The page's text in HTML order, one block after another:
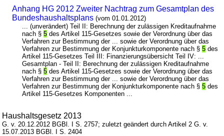
Anhang HG 2012 Zweiter Nachtrag zum Gesamtplan des
Bundeshaushaltsplans (vom 01.01.2012)
... (unverändert) Teil II: Berechnung der zulässigen Kreditaufnahme
nach §5 des Artikel 115-Gesetzes sowie der Verordnung über das
Verfahren zur Bestimmung der ... sowie der Verordnung über das
Verfahren zur Bestimmung der Konjunkturkomponente nach §5 des
Artikel 115-Gesetzes Teil III: Finanzierungsübersicht Teil IV: ...
Gesamtplan - Teil II: Berechnung der zulässigen Kreditaufnahme
nach §5 des Artikel 115-Gesetzes sowie der Verordnung über das
Verfahren zur Bestimmung der ... sowie der Verordnung über das
Verfahren zur Bestimmung der Konjunkturkomponente nach §5 des
Artikel 115-Gesetzes Komponenten ...
Haushaltsgesetz 2013
G. v. 20.12.2012 BGBl. I S. 2757; zuletzt geändert durch Artikel 2 G. v.
15.07.2013 BGBl. I S. 2404